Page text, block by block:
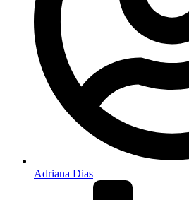
Adriana Dias